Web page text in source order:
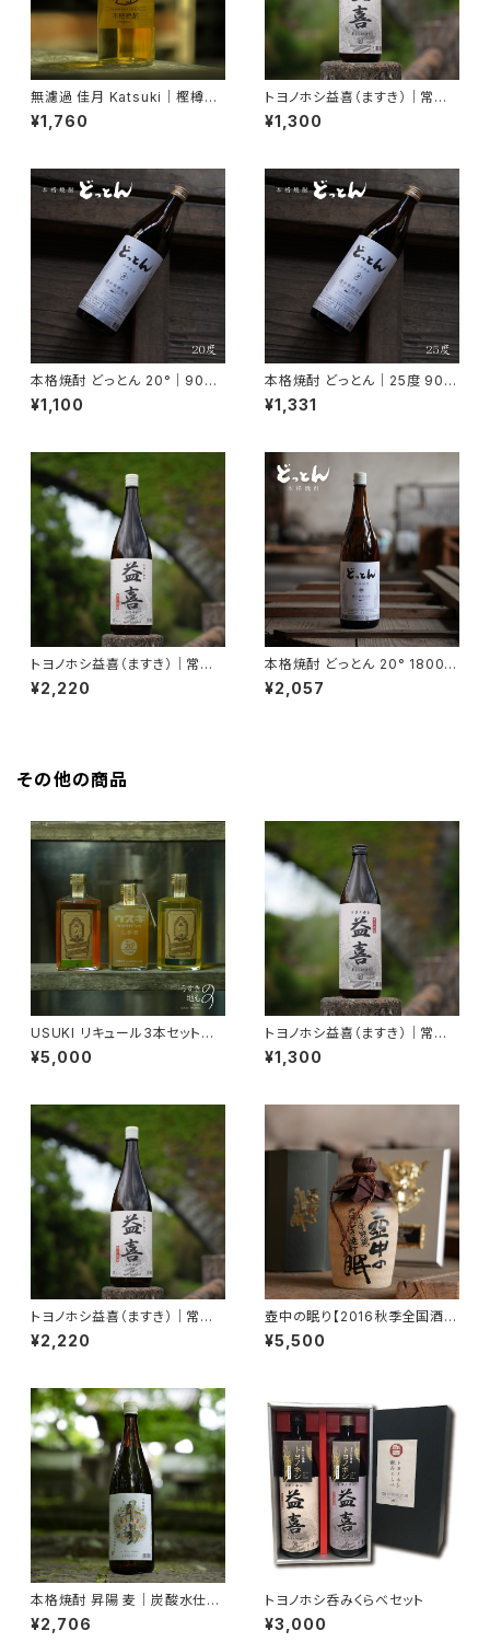
無濾過 佳月 Katsuki｜樫樽仕
込み・長期熟成プレミアム焼酎
25度 720ml
¥1,760
トヨノホシ益喜（ますき）｜常圧
蒸留・本格焼酎 25度 900ml
【香ばしい・濃厚】
¥1,300
本格焼酎 どっとん 20°｜900
ml【2015年度 全国酒類コンク
ール 麦焼酎部門 第1位受賞】
¥1,100
本格焼酎 どっとん｜25度 900
ml【2015年度 全国酒類コンク
ール 麦焼酎部門 第1位受賞】
¥1,331
トヨノホシ益喜（ますき）｜常圧
蒸留・本格焼酎 25度 1800ml
【香ばしい・濃厚】
¥2,220
本格焼酎 どっとん 20° 1800m
l【2015年度 全国酒類コンクー
ル 麦焼酎部門 第1位受賞】
¥2,057
その他の商品
USUKI リキュール3本セット｜
果の滴（梅・かぼす）＋ 臼杵生姜
酒【飲み比べ・ギフト】
¥5,000
トヨノホシ益喜（ますき）｜常圧
蒸留・本格焼酎 25度 900ml
【香ばしい・濃厚】
¥1,300
トヨノホシ益喜（ますき）｜常圧
蒸留・本格焼酎 25度 1800ml
【香ばしい・濃厚】
¥2,220
壺中の眠り【2016秋季全国酒類
コンクール・麦焼酎部門/特賞・
第1位受賞】
¥5,500
本格焼酎 昇陽 麦｜炭酸水仕立
て・爽快クリアな味わい【食中酒
に最適】1800ml
¥2,706
トヨノホシ呑みくらべセット
¥3,000